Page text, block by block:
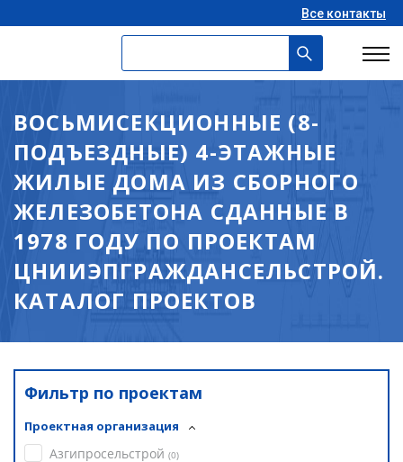
Все контакты
ВОСЬМИСЕКЦИОННЫЕ (8-
ПОДЪЕЗДНЫЕ) 4-ЭТАЖНЫЕ
ЖИЛЫЕ ДОМА ИЗ СБОРНОГО
ЖЕЛЕЗОБЕТОНА СДАННЫЕ В
1978 ГОДУ ПО ПРОЕКТАМ
ЦНИИЭПГРАЖДАНСЕЛЬСТРОЙ.
КАТАЛОГ ПРОЕКТОВ
Фильтр по проектам
Проектная организация
Азгипросельстрой (0)